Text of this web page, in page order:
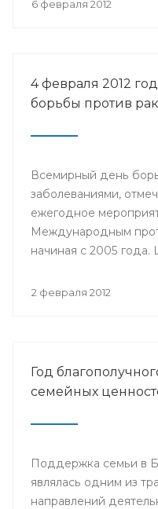
6 февраля 2012
4 февраля 2012
борьбы против
Всемирный день
заболеваниями,
ежегодное
Международным
начиная с 2005
онкологических
2 февраля 2012
Год
семейных
Поддержка семьи в
являлась одним из
направлений